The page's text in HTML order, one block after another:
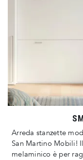
Arreda stanzette
San Martino Mobili!
melaminico è per